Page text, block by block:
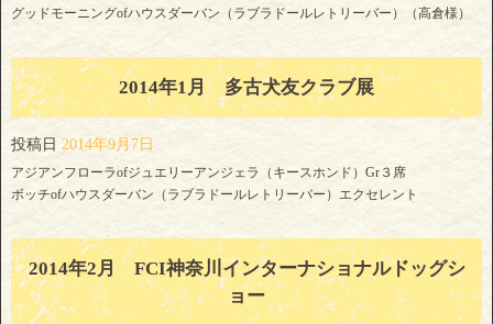
グッドモーニングofハウスダーバン（ラブラドールレトリーバー）（高倉様）
2014年1月 多古犬友クラブ展
投稿日 2014年9月7日
アジアンフローラofジュエリーアンジェラ（キースホンド）Gr３席
ボッチofハウスダーバン（ラブラドールレトリーバー）エクセレント
2014年2月 FCI神奈川インターナショナルドッグシ
ョー